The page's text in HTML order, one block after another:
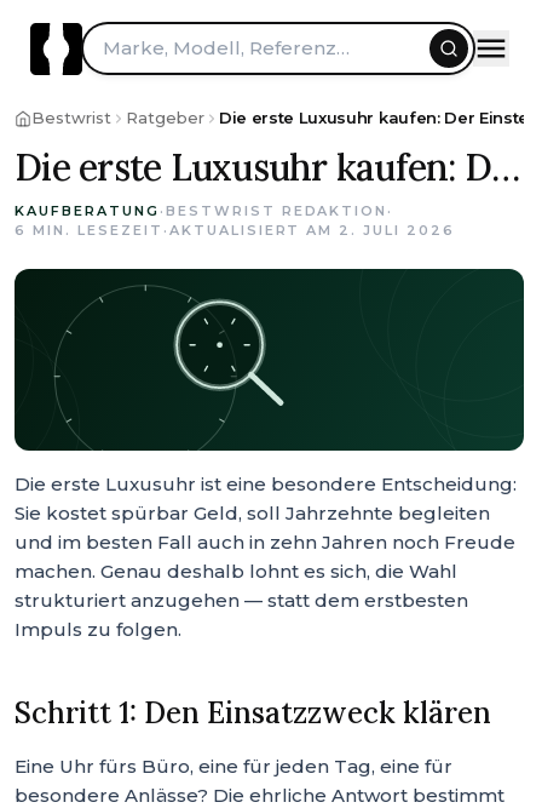
Marke, Modell, Referenz…
Bestwrist Ratgeber Die erste Luxusuhr kaufen: Der
Die erste Luxusuhr kaufen: Der Einsteiger-Guide
KAUFBERATUNG · BESTWRIST REDAKTION ·
6 MIN. LESEZEIT · AKTUALISIERT AM 2. JULI 2026
Die erste Luxusuhr ist eine besondere Entscheidung:
Sie kostet spürbar Geld, soll Jahrzehnte begleiten
und im besten Fall auch in zehn Jahren noch Freude
machen. Genau deshalb lohnt es sich, die Wahl
strukturiert anzugehen — statt dem erstbesten
Impuls zu folgen.
Schritt 1: Den Einsatzzweck klären
Eine Uhr fürs Büro, eine für jeden Tag, eine für
besondere Anlässe? Die ehrliche Antwort bestimmt